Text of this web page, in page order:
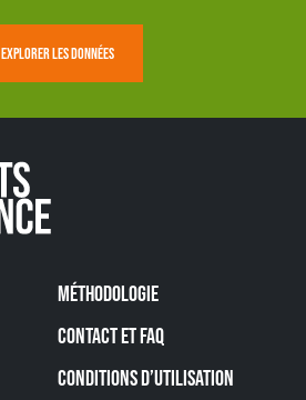
EXPLORER LES DONNÉES
MÉTHODOLOGIE
CONTACT ET FAQ
CONDITIONS D’UTILISATION